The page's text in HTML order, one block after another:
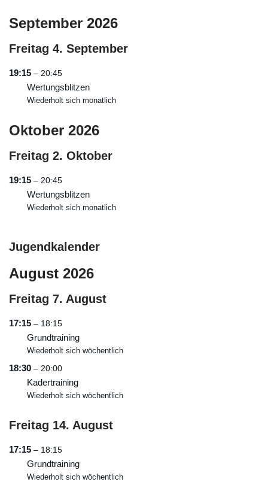
September 2026
Freitag 4. September
19:15 – 20:45
Wertungsblitzen
Wiederholt sich monatlich
Oktober 2026
Freitag 2. Oktober
19:15 – 20:45
Wertungsblitzen
Wiederholt sich monatlich
Jugendkalender
August 2026
Freitag 7. August
17:15 – 18:15
Grundtraining
Wiederholt sich wöchentlich
18:30 – 20:00
Kadertraining
Wiederholt sich wöchentlich
Freitag 14. August
17:15 – 18:15
Grundtraining
Wiederholt sich wöchentlich